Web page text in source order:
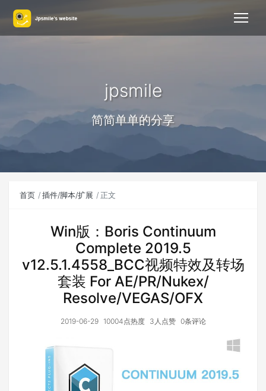
jpsmile
简简单单的分享
首页 插件/脚本/扩展 正文
Win版：Boris Continuum
Complete 2019.5
v12.5.1.4558_BCC视频特效及转场
套装 For AE/PR/Nukex/
Resolve/VEGAS/OFX
2019-06-29 10004点热度 3人点赞 0条评论